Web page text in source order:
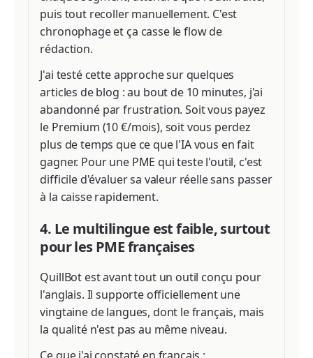
puis tout recoller manuellement. C'est
chronophage et ça casse le flow de
rédaction.
J'ai testé cette approche sur quelques
articles de blog : au bout de 10 minutes, j'ai
abandonné par frustration. Soit vous payez
le Premium (10 €/mois), soit vous perdez
plus de temps que ce que l'IA vous en fait
gagner. Pour une PME qui teste l'outil, c'est
difficile d'évaluer sa valeur réelle sans passer
à la caisse rapidement.
4. Le multilingue est faible, surtout
pour les PME françaises
QuillBot est avant tout un outil conçu pour
l'anglais. Il supporte officiellement une
vingtaine de langues, dont le français, mais
la qualité n'est pas au même niveau.
Ce que j'ai constaté en français :